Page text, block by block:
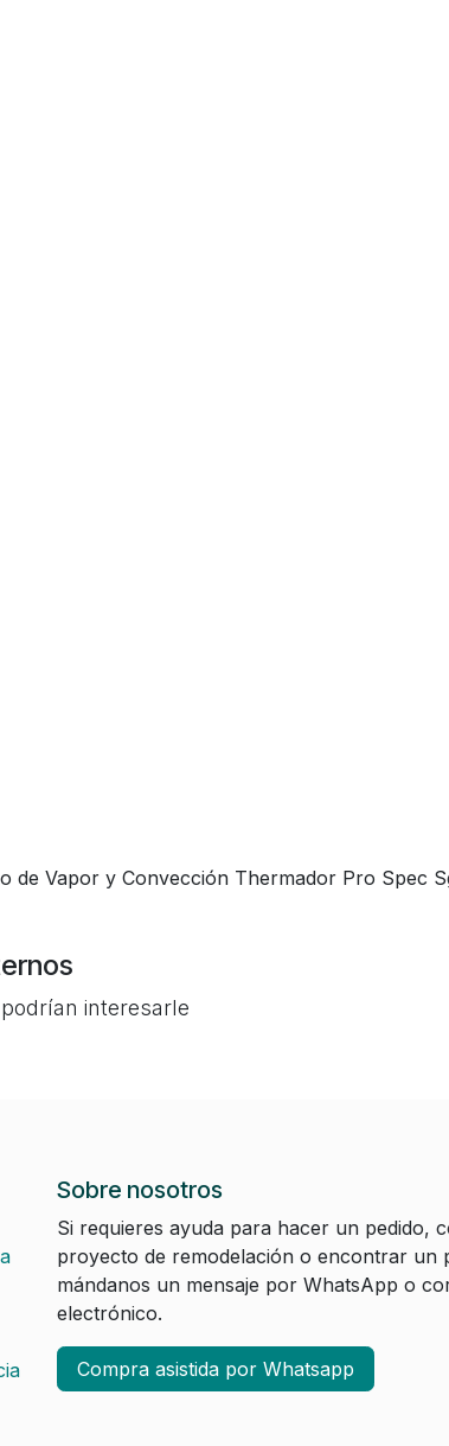
Vapor y Convección Thermador Pro Spec
interesarle
Sobre nosotros
Si requieres ayuda para hacer un pedido,
proyecto de remodelación o encontrar un
mándanos un mensaje por WhatsApp o
electrónico.
Compra asistida por Whatsapp